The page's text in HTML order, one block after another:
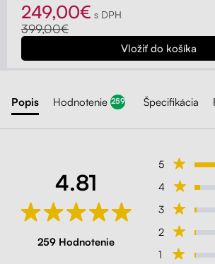
Liftor Active, ružová
Liftor Active, svetlosivá
Liftor Active, zelená
Zelená
249,00€ s DPH
399,00€
Popis Hodnotenie 259 Špecifikácia
4.81
259 Hodnotenie
5
4
3
2
1